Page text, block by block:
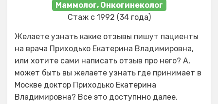
Маммолог, Онкогинеколог
Стаж с 1992 (34 года)
Желаете узнать какие отзывы пишут пациенты
на врача Приходько Екатерина Владимировна,
или хотите сами написать отзыв про него? А,
может быть вы желаете узнать где принимает в
Москве доктор Приходько Екатерина
Владимировна? Все это доступнно далее.